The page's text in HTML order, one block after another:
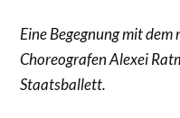
Eine Begegnung mit
Choreografen Alexei
Staatsballett.